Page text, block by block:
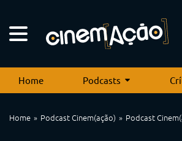
Home Podcasts
Home Podcast Cinem(ação) Podcast